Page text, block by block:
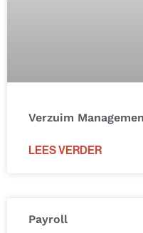
Verzuim
LEES VERDER
Payroll